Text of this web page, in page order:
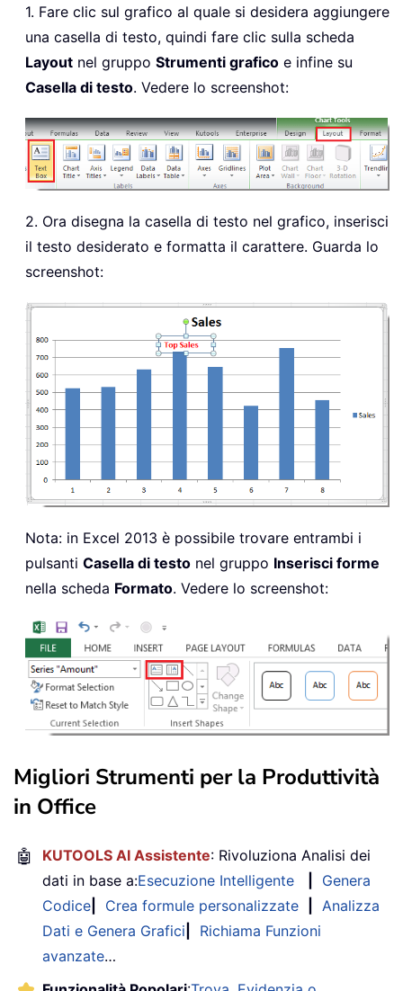
1. Fare clic sul grafico al quale si desidera aggiungere
una casella di testo, quindi fare clic sulla scheda
Layout nel gruppo Strumenti grafico e infine su
Casella di testo. Vedere lo screenshot:
2. Ora disegna la casella di testo nel grafico, inserisci
il testo desiderato e formatta il carattere. Guarda lo
screenshot:
Nota: in Excel 2013 è possibile trovare entrambi i
pulsanti Casella di testo nel gruppo Inserisci forme
nella scheda Formato. Vedere lo screenshot:
Migliori Strumenti per la Produttività
in Office
🤖 KUTOOLS AI Assistente: Rivoluziona Analisi dei
dati in base a:Esecuzione Intelligente
Genera
Codice
Crea formule personalizzate
Analizza
Dati e Genera Grafici
Richiama Funzioni
avanzate…